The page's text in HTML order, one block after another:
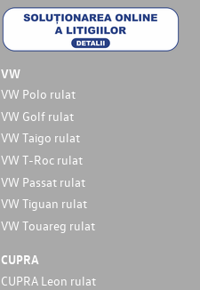
VW
VW Polo rulat
VW Golf rulat
VW Taigo rulat
VW T-Roc rulat
VW Passat rulat
VW Tiguan rulat
VW Touareg rulat
CUPRA
CUPRA Leon rulat